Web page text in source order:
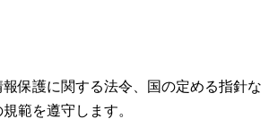
保護に関する法令、国の定める指針な
範を遵守します。